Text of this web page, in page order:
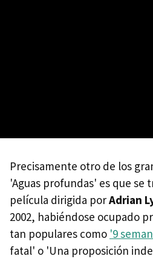
Precisamente otro de los
'Aguas profundas' es que se
película dirigida porAdrian
2002, habiéndose ocupado
tan populares como '9
fatal' o 'Una proposición